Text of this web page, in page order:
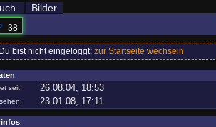
Bilder
38
Du bist nicht eingeloggt: zur Startseite wechseln
seit: 26.08.04, 18:53
23.01.08, 17:11